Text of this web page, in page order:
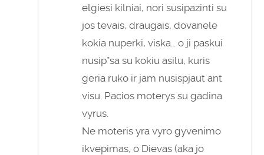
elgiesi kilniai, nori susipazinti su
jos tevais, draugais, dovanele
kokia nuperki, viska… o ji paskui
nusip*sa su kokiu asilu, kuris
geria ruko ir jam nusispjaut ant
visu. Pacios moterys su gadina
vyrus.
Ne moteris yra vyro gyvenimo
ikvepimas, o Dievas (aka jo